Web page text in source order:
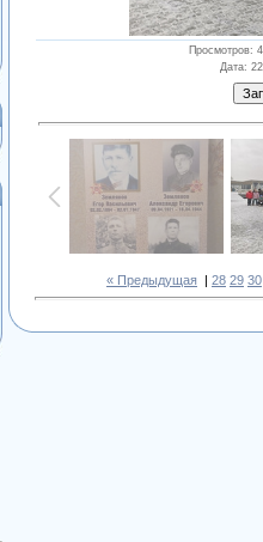
Просмотров:
Дата:
« Предыдущая | 28 29 30